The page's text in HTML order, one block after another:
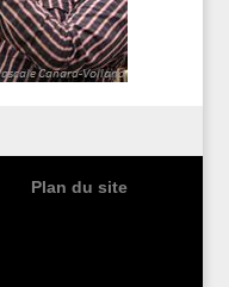
Plan du site